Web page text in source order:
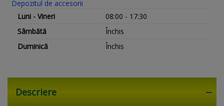
Depozitul de accesorii
Luni - Vineri
08:00 - 17:30
Sâmbătă
Închis
Duminică
Închis
Descriere